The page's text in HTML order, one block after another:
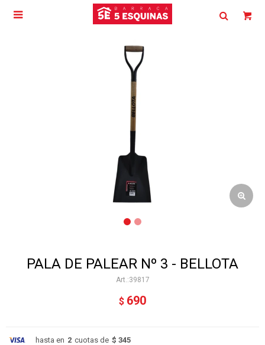

PALA DE PALEAR Nº 3 - BELLOTA
39817
$ 690
hasta en 2 cuotas de $ 345